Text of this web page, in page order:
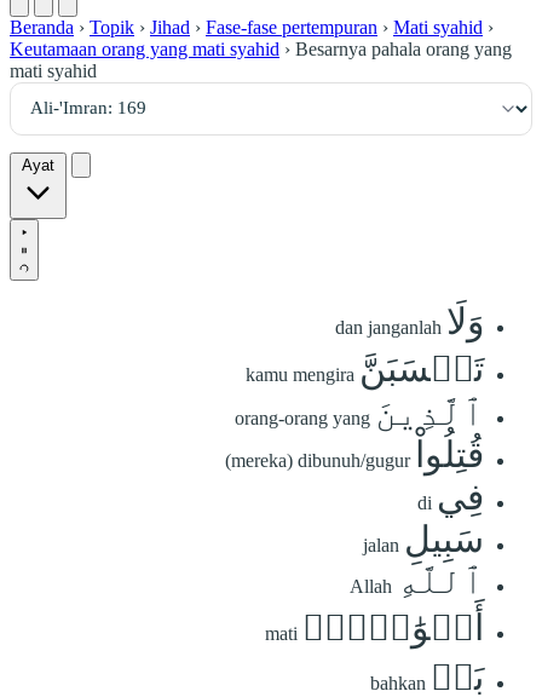
Beranda › Topik › Jihad › Fase-fase pertempuran › Mati syahid ›
Keutamaan orang yang mati syahid › Besarnya pahala orang yang
mati syahid
Ayat
وَلَا dan janganlah
تَحۡسَبَنَّ kamu mengira
ٱلَّذِينَ orang-orang yang
قُتِلُواْ (mereka) dibunuh/gugur
فِي di
سَبِيلِ jalan
ٱللَّهِ Allah
أَمۡوَٰتَۢاۚ mati
بَلۡ bahkan